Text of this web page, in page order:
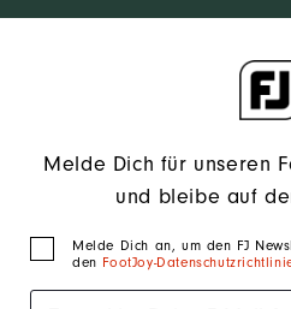
Melde Dich für unseren
und bleibe auf
Melde Dich an, um den FJ
den FootJoy-